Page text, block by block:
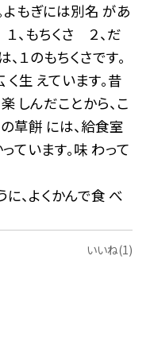
よもぎには別名 があ
、もちくさ ２、だ
１のもちくさです。
生 えています。昔
しんだことから、こ
草餅 には、給食室
ています。味 わって
、よくかんで食 べ
いいね(1)